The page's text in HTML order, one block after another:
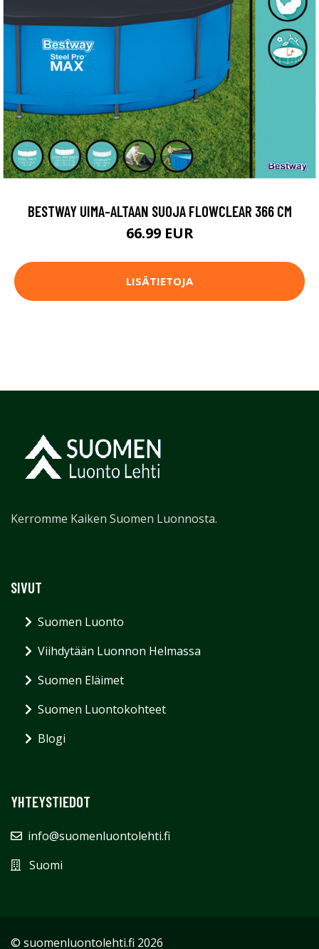
BESTWAY UIMA-ALTAAN SUOJA FLOWCLEAR 366 CM
66.99 EUR
LISÄTIETOJA
Kerromme Kaiken Suomen Luonnosta.
SIVUT
Suomen Luonto
Viihdytään Luonnon Helmassa
Suomen Eläimet
Suomen Luontokohteet
Blogi
YHTEYSTIEDOT
info@suomenluontolehti.fi
Suomi
© suomenluontolehti.fi 2026